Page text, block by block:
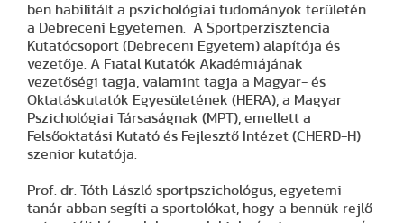
ben habilitált a pszichológiai tudományok területén
a Debreceni Egyetemen. A Sportperzisztencia
Kutatócsoport (Debreceni Egyetem) alapítója és
vezetője. A Fiatal Kutatók Akadémiájának
vezetőségi tagja, valamint tagja a Magyar- és
Oktatáskutatók Egyesületének (HERA), a Magyar
Pszichológiai Társaságnak (MPT), emellett a
Felsőoktatási Kutató és Fejlesztő Intézet (CHERD-H)
szenior kutatója.
Prof. dr. Tóth László sportpszichológus, egyetemi
tanár abban segíti a sportolókat, hogy a bennük rejlő